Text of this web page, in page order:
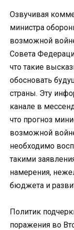
Озвучивая
министра
возможной
Совета
что такие
обосновать
страны. Эту
канале в
что прогноз
возможной
необходимо
такими
намерения,
бюджета и
Политик
поражения во